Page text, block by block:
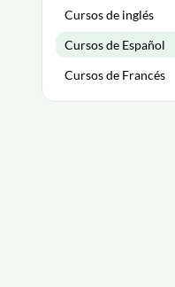
Cursos de inglés
Cursos de Español
Cursos de Francés